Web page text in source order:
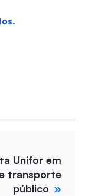
Unifor em
transporte
público